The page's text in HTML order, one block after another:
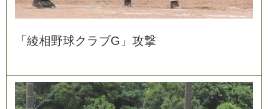
「 綾相野球ク ラブG 」 攻撃